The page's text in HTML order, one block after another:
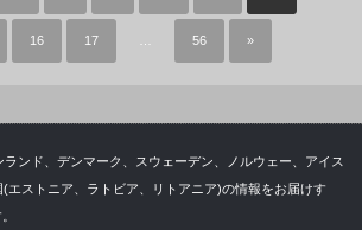
16 17 56 »
ランド、デンマーク、スウェーデン、ノルウェー、アイス
エストニア、ラトビア、リトアニア)の情報をお届けす